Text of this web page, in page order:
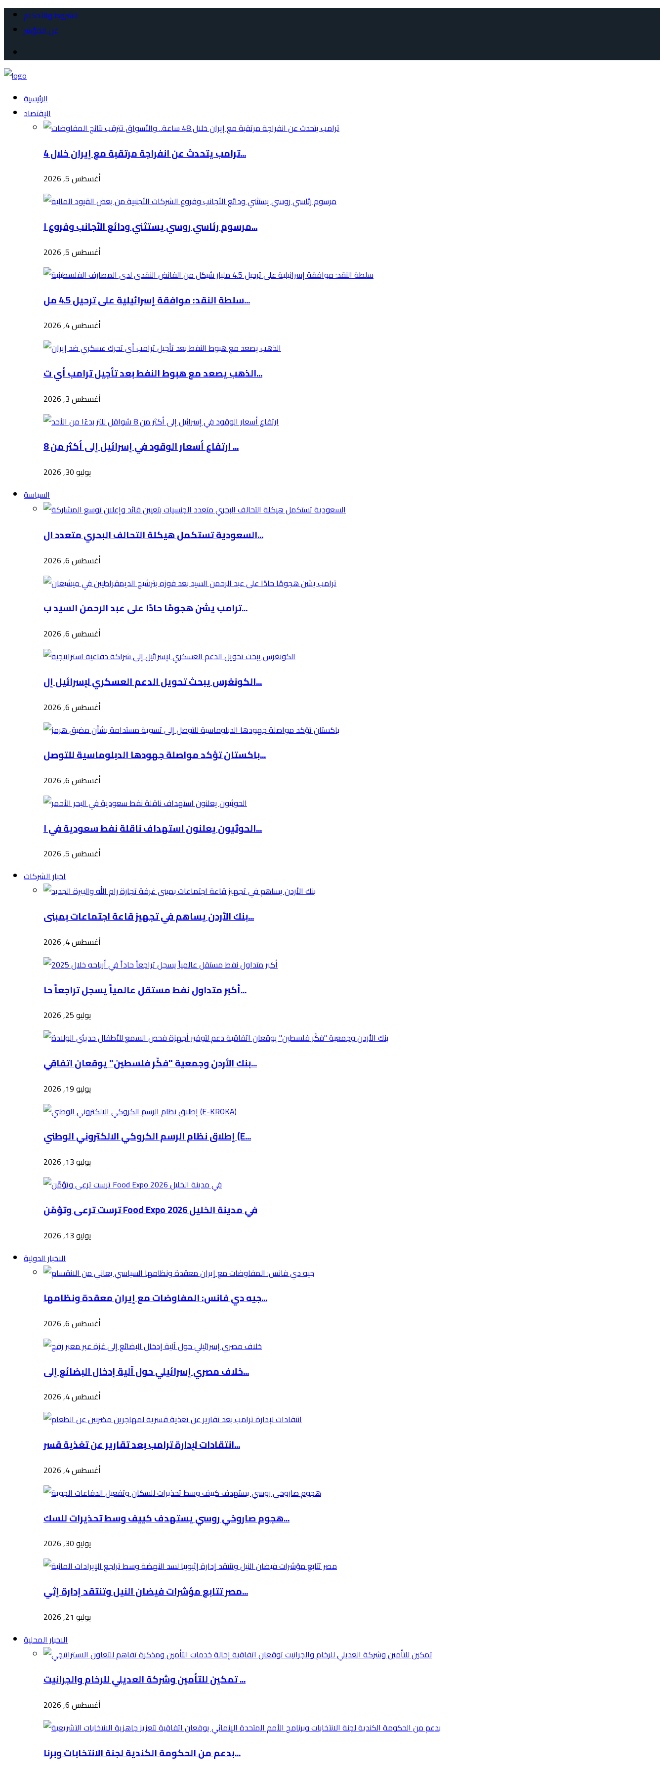
الشروط والأحكام
عن المؤشر
الرئيسية
الإقتصاد
ترامب يتحدث عن انفراجة مرتقبة مع إيران خلال 4...
أغسطس 5, 2026
مرسوم رئاسي روسي يستثني ودائع الأجانب وفروع ا...
أغسطس 5, 2026
سلطة النقد: موافقة إسرائيلية على ترحيل 4.5 مل...
أغسطس 4, 2026
الذهب يصعد مع هبوط النفط بعد تأجيل ترامب أي ت...
أغسطس 3, 2026
ارتفاع أسعار الوقود في إسرائيل إلى أكثر من 8 ...
يوليو 30, 2026
السياسة
السعودية تستكمل هيكلة التحالف البحري متعدد ال...
أغسطس 6, 2026
ترامب يشن هجومًا حادًا على عبد الرحمن السيد ب...
أغسطس 6, 2026
الكونغرس يبحث تحويل الدعم العسكري لإسرائيل إل...
أغسطس 6, 2026
باكستان تؤكد مواصلة جهودها الدبلوماسية للتوصل...
أغسطس 6, 2026
الحوثيون يعلنون استهداف ناقلة نفط سعودية في ا...
أغسطس 5, 2026
اخبار الشركات
بنك الأردن يساهم في تجهيز قاعة اجتماعات بمبنى...
أغسطس 4, 2026
أكبر متداول نفط مستقل عالمياً يسجل تراجعاً حا...
يوليو 25, 2026
بنك الأردن وجمعية "فكّر فلسطين" يوقعان اتفاقي...
يوليو 19, 2026
إطلاق نظام الرسم الكروكي الالكتروني الوطني (E...
يوليو 13, 2026
ترست ترعى وتؤمّن Food Expo 2026 في مدينة الخليل
يوليو 13, 2026
الاخبار الدولية
جيه دي فانس: المفاوضات مع إيران معقدة ونظامها...
أغسطس 6, 2026
خلاف مصري إسرائيلي حول آلية إدخال البضائع إلى...
أغسطس 4, 2026
انتقادات لإدارة ترامب بعد تقارير عن تغذية قسر...
أغسطس 4, 2026
هجوم صاروخي روسي يستهدف كييف وسط تحذيرات للسك...
يوليو 30, 2026
مصر تتابع مؤشرات فيضان النيل وتنتقد إدارة إثي...
يوليو 21, 2026
الاخبار المحلية
تمكين للتأمين وشركة العديلي للرخام والجرانيت ...
أغسطس 6, 2026
بدعم من الحكومة الكندية لجنة الانتخابات وبرنا...